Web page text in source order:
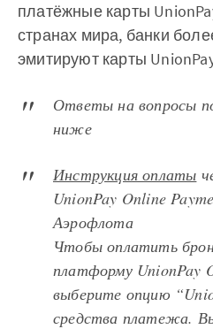
платёжные карты
странах мира, банки
эмитируют карты
Ответы на вопросы
ниже
Инструкция оплаты
UnionPay Online
Аэрофлота
Чтобы оплатить
платформу UnionPay
выберите опцию
средства платежа.